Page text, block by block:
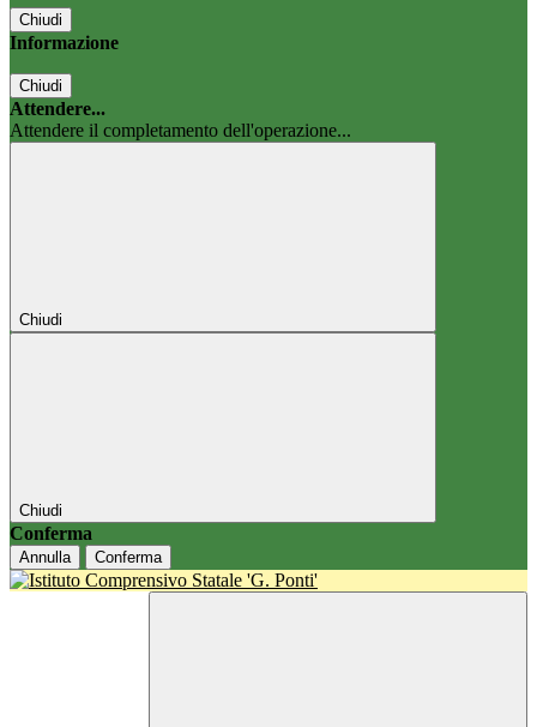
Chiudi
Informazione
Chiudi
Attendere...
Attendere il completamento dell'operazione...
Chiudi
Chiudi
Conferma
Annulla Conferma